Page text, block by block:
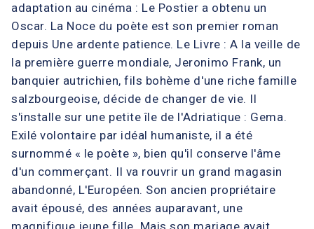
adaptation au cinéma : Le Postier a obtenu un
Oscar. La Noce du poète est son premier roman
depuis Une ardente patience. Le Livre : A la veille de
la première guerre mondiale, Jeronimo Frank, un
banquier autrichien, fils bohème d'une riche famille
salzbourgeoise, décide de changer de vie. Il
s'installe sur une petite île de l'Adriatique : Gema.
Exilé volontaire par idéal humaniste, il a été
surnommé « le poète », bien qu'il conserve l'âme
d'un commerçant. Il va rouvrir un grand magasin
abandonné, L'Européen. Son ancien propriétaire
avait épousé, des années auparavant, une